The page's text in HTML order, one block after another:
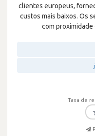
clientes europeus,
custos mais baixos. Os
com proximidade
Taxa de